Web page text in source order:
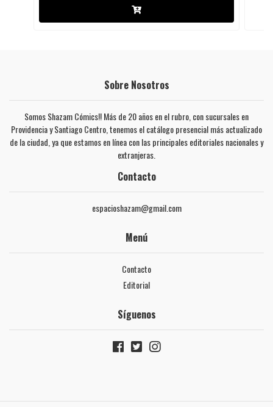
Sobre Nosotros
Somos Shazam Cómics!! Más de 20 años en el rubro, con sucursales en
Providencia y Santiago Centro, tenemos el catálogo presencial más actualizado
de la ciudad, ya que estamos en línea con las principales editoriales nacionales y
extranjeras.
Contacto
espacioshazam@gmail.com
Menú
Contacto
Editorial
Síguenos